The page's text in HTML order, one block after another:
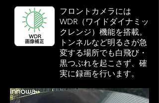
フロントカメラには
WDR（ワイドダイナミッ
クレンジ）機能を搭載。
トンネルなど明るさが急
変する場所でも白飛び・
黒つぶれを起こさず、確
実に録画を行います。